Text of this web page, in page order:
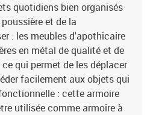
quotidiens bien organisés
et de la
: les meubles d'apothicaire
en métal de qualité et de
qui permet de les déplacer
facilement aux objets qui
: cette armoire
utilisée comme armoire à